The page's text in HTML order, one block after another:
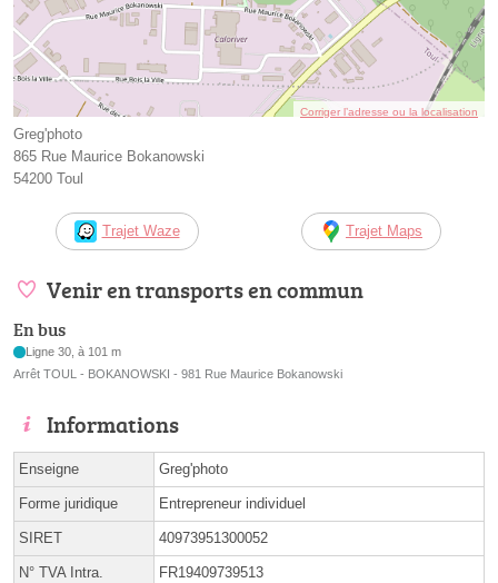
Corriger l’adresse ou la localisation
Greg'photo
865 Rue Maurice Bokanowski
54200 Toul
Trajet Waze Trajet Maps
Venir en transports en commun
En bus
Ligne 30, à 101 m
Arrêt TOUL - BOKANOWSKI - 981 Rue Maurice Bokanowski
Informations
Enseigne Greg'photo
Forme juridique Entrepreneur individuel
SIRET 40973951300052
N° TVA Intra. FR19409739513